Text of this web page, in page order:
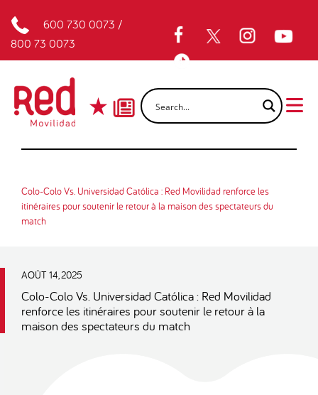
600 730 0073 /
800 73 0073
Colo-Colo Vs. Universidad Católica : Red Movilidad renforce les
itinéraires pour soutenir le retour à la maison des spectateurs du
match
AOÛT 14, 2025
Colo-Colo Vs. Universidad Católica : Red Movilidad
renforce les itinéraires pour soutenir le retour à la
maison des spectateurs du match